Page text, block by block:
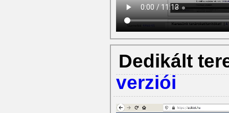
Dedikált
verziói